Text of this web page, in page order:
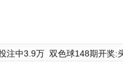
注中3.9万 双色球148期开奖: